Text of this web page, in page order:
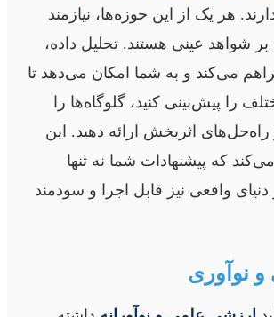
هر یک از این حوزه‌ها، نیازمند
شواهد عینی هستند. تحلیل داده،
می‌کند و به شما امکان می‌دهد تا
را پیش‌بینی کنید، گلوگاه‌ها را
راه‌حل‌های اثربخش ارائه دهید. این
که پیشنهادات شما نه تنها
دنیای واقعی نیز قابل اجرا و سودمند
و نوآوری